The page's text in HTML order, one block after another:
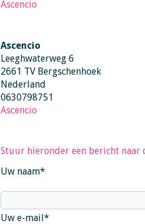
Ascencio
Ascencio
Leeghwaterweg 6
2661 TV Bergschenhoek
Nederland
0630798751
Ascencio
Stuur hieronder een bericht naar
Uw naam*
Uw e-mail*